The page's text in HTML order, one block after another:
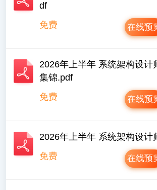
df
免费
在线预
2026年上半年 系统架构设计
集锦.pdf
免费
在线预
2026年上半年 系统架构设计
免费
在线预